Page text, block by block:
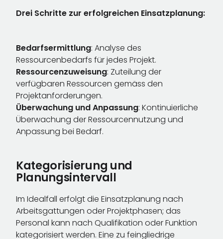
Drei Schritte zur erfolgreichen Einsatzplanung:
Bedarfsermittlung: Analyse des
Ressourcenbedarfs für jedes Projekt.
Ressourcenzuweisung: Zuteilung der
verfügbaren Ressourcen gemäss den
Projektanforderungen.
Überwachung und Anpassung: Kontinuierliche
Überwachung der Ressourcennutzung und
Anpassung bei Bedarf.
Kategorisierung und
Planungsintervall
Im Idealfall erfolgt die Einsatzplanung nach
Arbeitsgattungen oder Projektphasen; das
Personal kann nach Qualifikation oder Funktion
kategorisiert werden. Eine zu feingliedrige